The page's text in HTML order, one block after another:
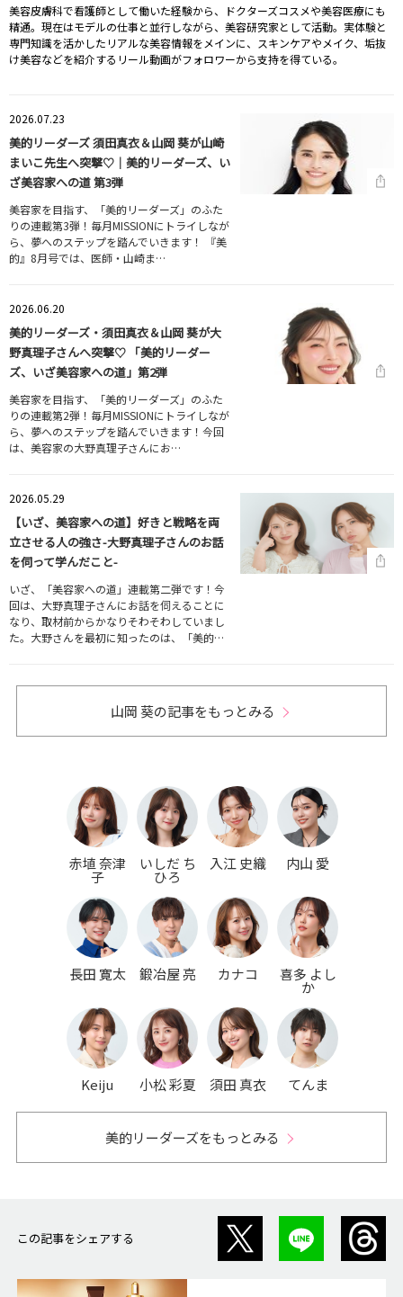
美容皮膚科で看護師として働いた経験から、ドクターズコスメや美容医療にも
精通。現在はモデルの仕事と並行しながら、美容研究家として活動。実体験と
専門知識を活かしたリアルな美容情報をメインに、スキンケアやメイク、垢抜
け美容などを紹介するリール動画がフォロワーから支持を得ている。
2026.07.23
美的リーダーズ 須田真衣＆山岡 葵が山崎
まいこ先生へ突撃♡｜美的リーダーズ、い
ざ美容家への道 第3弾
美容家を目指す、「美的リーダーズ」のふた
りの連載第3弾！毎月MISSIONにトライしなが
ら、夢へのステップを踏んでいきます！ 『美
的』8月号では、医師・山崎ま…
2026.06.20
美的リーダーズ・須田真衣＆山岡 葵が大
野真理子さんへ突撃♡ 「美的リーダー
ズ、いざ美容家への道」第2弾
美容家を目指す、「美的リーダーズ」のふた
りの連載第2弾！毎月MISSIONにトライしなが
ら、夢へのステップを踏んでいきます！今回
は、美容家の大野真理子さんにお…
2026.05.29
【いざ、美容家への道】好きと戦略を両
立させる人の強さ-大野真理子さんのお話
を伺って学んだこと-
いざ、「美容家への道」連載第二弾です！今
回は、大野真理子さんにお話を伺えることに
なり、取材前からかなりそわそわしていまし
た。大野さんを最初に知ったのは、「美的…
山岡 葵の記事をもっとみる
赤埴 奈津
子
いしだ ち
ひろ
入江 史織 内山 愛
長田 寛太 鍛冶屋 亮 カナコ 喜多 よし
か
Keiju 小松 彩夏 須田 真衣 てんま
美的リーダーズをもっとみる
この記事をシェアする